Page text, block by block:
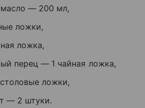
масло — 200 мл,
ложки,
ложка,
перец — 1 чайная ложка,
ложки,
— 2 штуки.